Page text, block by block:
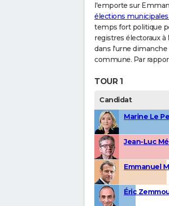
l'emporte sur
élections
temps fort politique
registres électoraux
dans l'urne dimanche
commune. Par
TOUR 1
Candidat
Marine Le
Jean-Luc
Emmanuel
Éric